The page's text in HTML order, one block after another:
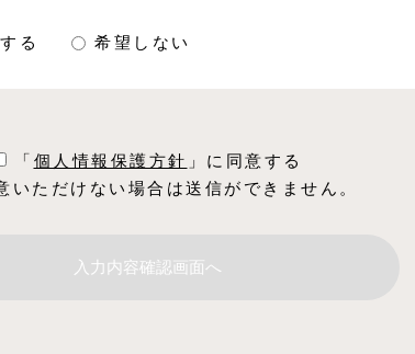
る 希望しない
「 個⼈情報保護⽅針 」に同意する
いただけない場合は送信ができません。